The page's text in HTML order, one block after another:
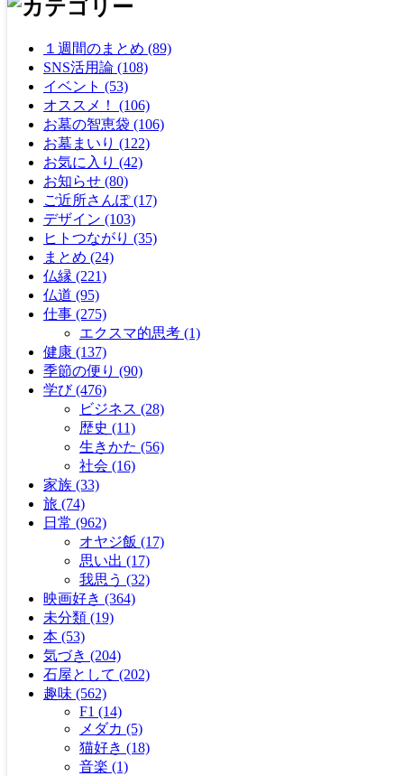
１週間のまとめ (89)
SNS活用論 (108)
イベント (53)
オススメ！ (106)
お墓の智恵袋 (106)
お墓まいり (122)
お気に入り (42)
お知らせ (80)
ご近所さんぽ (17)
デザイン (103)
ヒトつながり (35)
まとめ (24)
仏縁 (221)
仏道 (95)
仕事 (275)
エクスマ的思考 (1)
健康 (137)
季節の便り (90)
学び (476)
ビジネス (28)
歴史 (11)
生きかた (56)
社会 (16)
家族 (33)
旅 (74)
日常 (962)
オヤジ飯 (17)
思い出 (17)
我思う (32)
映画好き (364)
未分類 (19)
本 (53)
気づき (204)
石屋として (202)
趣味 (562)
F1 (14)
メダカ (5)
猫好き (18)
音楽 (1)